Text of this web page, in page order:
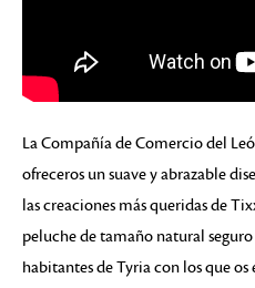
La Compañía de Comercio del
ofreceros un suave y abrazable
las creaciones más queridas de
peluche de tamaño natural
habitantes de Tyria con los que